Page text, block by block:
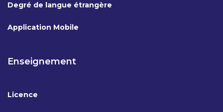
Degré de langue étrangère
Application Mobile
Enseignement
Licence